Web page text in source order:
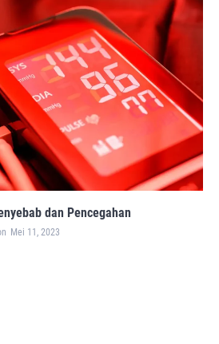
dan Pencegahan
Mei 11, 2023